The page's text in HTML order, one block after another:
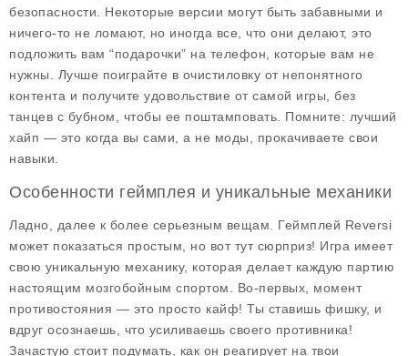
безопасности. Некоторые версии могут быть забавными и
ничего-то не ломают, но иногда все, что они делают, это
подложить вам “подарочки” на телефон, которые вам не
нужны. Лучше поиграйте в очистиловку от непонятного
контента и получите удовольствие от самой игры, без
танцев с бубном, чтобы ее поштамповать. Помните: лучший
хайп — это когда вы сами, а не моды, прокачиваете свои
навыки.
Особенности геймплея и уникальные механики
Ладно, далее к более серьезным вещам. Геймплей Reversi
может показаться простым, но вот тут сюрприз! Игра имеет
свою уникальную механику, которая делает каждую партию
настоящим мозгобойным спортом. Во-первых , момент
противостояния — это просто кайф! Ты ставишь фишку, и
вдруг осознаешь, что усиливаешь своего противника!
Зачастую стоит подумать, как он реагирует на твои